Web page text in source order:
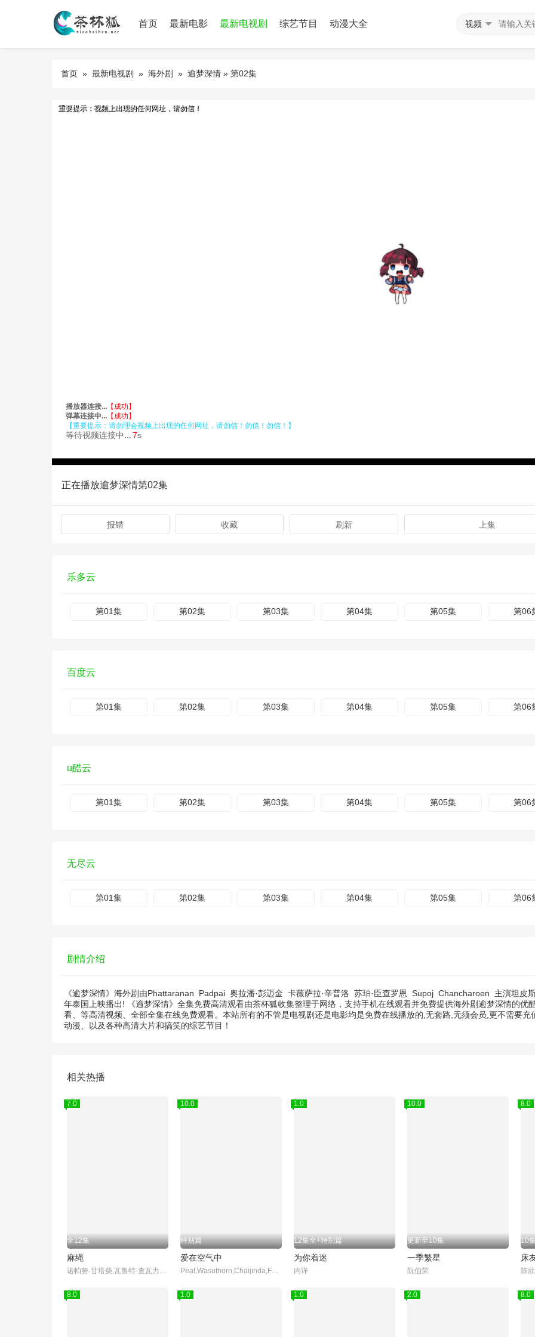
首页 最新电影 最新电视剧 综艺节目 动漫大全 视频
首页 » 最新电视剧 » 海外剧 » 逾梦深情 » 第02集
正在播放逾梦深情第02集
报错 收藏 刷新 上集
乐多云
第01集 第02集 第03集 第04集 第05集 第06
百度云
第01集 第02集 第03集 第04集 第05集 第06
u酷云
第01集 第02集 第03集 第04集 第05集 第06
无尽云
第01集 第02集 第03集 第04集 第05集 第06
剧情介绍
《逾梦深情》海外剧由Phattaranan Padpai 奥拉潘·彭迈金 卡薇萨拉·辛普洛 苏珀·臣查罗恩 Supoj Chancharoen 主演坦皮
年泰国上映播出! 《逾梦深情》全集免费高清观看由茶杯狐收集整理于网络，支持手机在线观看并免费提供海外剧逾梦深情的
看、等高清视频、全部全集在线免费观看。本站所有的不管是电视剧还是电影均是免费在线播放的,无套路,无须会员,更不需要
动漫、以及各种高清大片和搞笑的综艺节目！
相关热播
7.0
全12集
麻绳
诺帕努·甘塔柴,瓦鲁特·查瓦力朱吉翁,纳塔奇·司隶朋通,提迪瓦·立帕拉赛,萨曼莎·梅兰妮·蔻兹,帕琳恩·查恩玛浓,Bosston,Suphadach,Wilairat,帕西特·本朋沙瓦
10.0
特别篇
爱在空气中
Peat,Wasuthorn,Chaijinda,Fort,Thitipong,Sengngai,Boss,Chaikamon,Sermsongwittaya,Noeul,Nuttarat,Tangwai,Act,Tanachai,Kulcharoentanachot,奇萨努蓬·邦马尼,James,Pongsapak,Rachaporn,Chai,Supakit,Puth,Chaya,Seng,S
1.0
12集全+特别篇
为你着迷
内详
10.0
更新至10集
一季繁星
阮伯荣
8.0
10
床
8.0 1.0 1.0 2.0 8.0